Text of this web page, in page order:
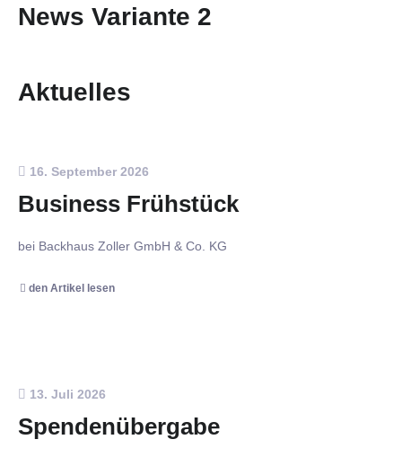
News Variante 2
Aktuelles
16. September 2026
Business Frühstück
bei Backhaus Zoller GmbH & Co. KG
den Artikel lesen
13. Juli 2026
Spendenübergabe